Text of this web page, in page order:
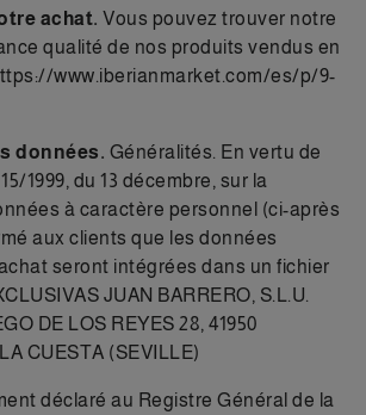
achat. Vous pouvez trouver notre
qualité de nos produits vendus en
www.iberianmarket.com/es/p/9-
données. Généralités. En vertu de
1999, du 13 décembre, sur la
à caractère personnel (ci-après
aux clients que les données
seront intégrées dans un fichier
JUAN BARRERO, S.L.U.
DE LOS REYES 28, 41950
CUESTA (SEVILLE)
déclaré au Registre Général de la